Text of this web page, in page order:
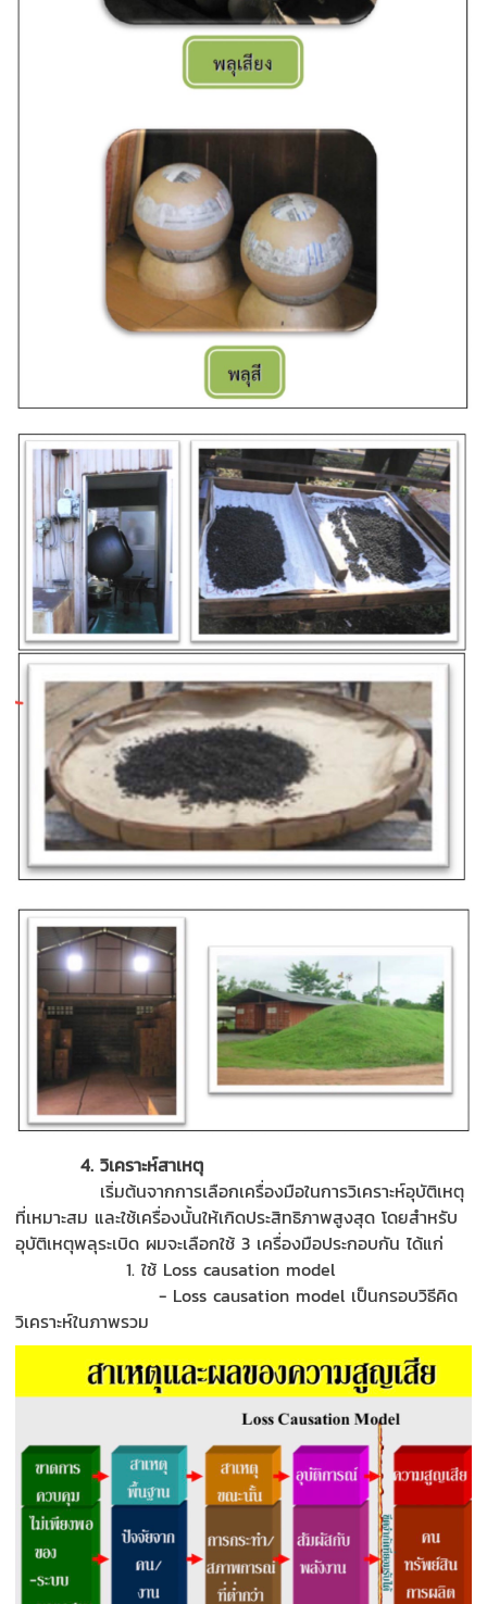
4.วิเคราะห์สาเหตุ
เริ่มต้นจากการเลือกเครื่องมือในการวิเคราะห์อุบัติเหตุ
ที่เหมาะสม และใช้เครื่องนั้นให้เกิดประสิทธิภาพสูงสุด โดยสำหรับ
อุบัติเหตุพลุระเบิด ผมจะเลือกใช้3 เครื่องมือประกอบกัน ได้แก่
1. ใช้ Loss causation model
- Loss causation model เป็นกรอบวิธีคิด
วิเคราะห์ในภาพรวม